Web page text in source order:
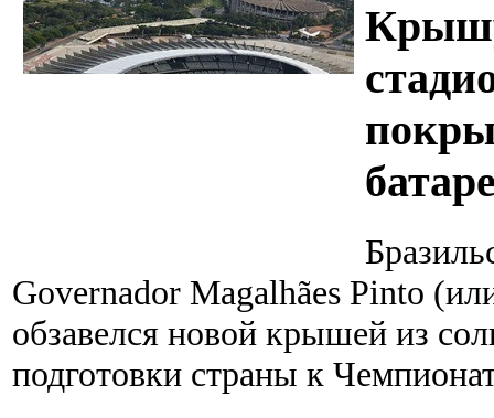
Governador Magalhães Pinto
обзавелся новой крышей из
подготовки страны к